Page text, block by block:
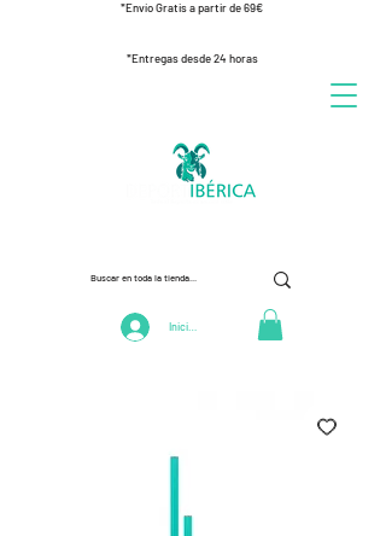
*Envío Gratis a partir de 69€
*Entregas desde 24 horas
Iniciar Sesión